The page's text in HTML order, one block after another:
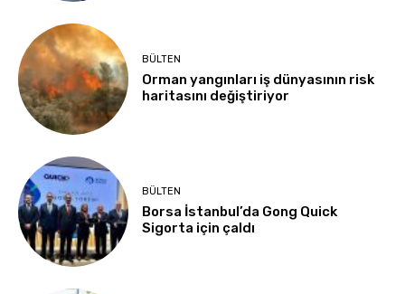
BÜLTEN
Orman yangınları iş dünyasının risk
haritasını değiştiriyor
BÜLTEN
Borsa İstanbul’da Gong Quick
Sigorta için çaldı